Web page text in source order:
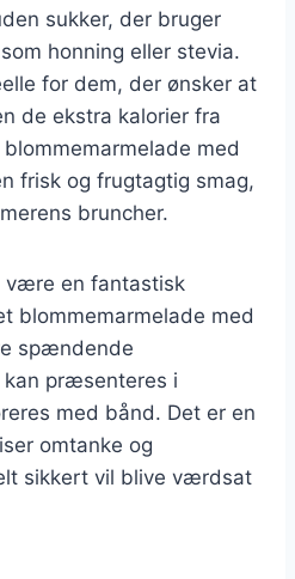
sukker, der bruger
honning eller stevia.
for dem, der ønsker at
de ekstra kalorier fra
med
frisk og frugtagtig smag,
bruncher.
være en fantastisk
blommemarmelade med
spændende
kan præsenteres i
med bånd. Det er en
omtanke og
sikkert vil blive værdsat